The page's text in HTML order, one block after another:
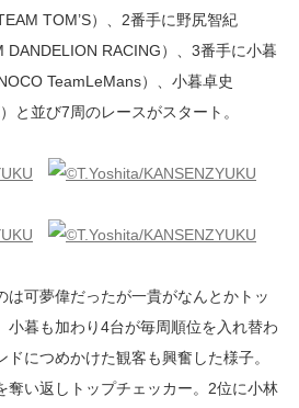
TOM’S）、2番手に野尻智紀
DANDELION RACING）、3番手に小暮
TeamLeMans）、小暮卓史
と並び7周のレースがスタート。
は可夢偉だったが一貴がなんとかトッ
小暮も加わり4台が毎周順位を入れ替わ
につめかけた観客も興奮した様子。
奪い返しトップチェッカー。2位に小林